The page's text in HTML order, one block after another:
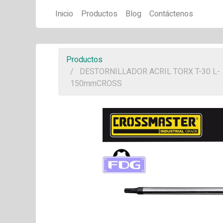
Inicio Productos Blog Contáctenos
Productos
DESTORNILLADOR ACRIL TORX T-30 L-
150mmCROSS